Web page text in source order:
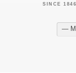
—